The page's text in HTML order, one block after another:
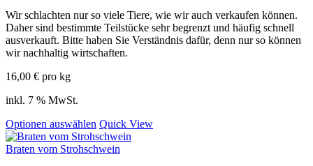
Wir schlachten nur so viele Tiere, wie wir auch verkaufen können.
Daher sind bestimmte Teilstücke sehr begrenzt und häufig schnell
ausverkauft. Bitte haben Sie Verständnis dafür, denn nur so können
wir nachhaltig wirtschaften.
16,00 € pro kg
inkl. 7 % MwSt.
Optionen auswählen Quick View
Braten vom Strohschwein